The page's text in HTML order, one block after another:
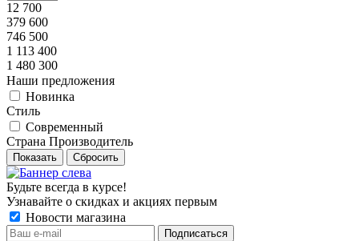
12 700
379 600
746 500
1 113 400
1 480 300
Наши предложения
Новинка
Стиль
Современный
Страна Производитель
Показать Сбросить
Будьте всегда в курсе!
Узнавайте о скидках и акциях первым
Новости магазина